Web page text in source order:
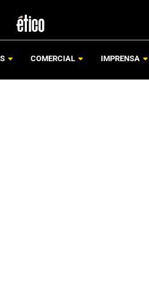
COMERCIAL IMPRENSA